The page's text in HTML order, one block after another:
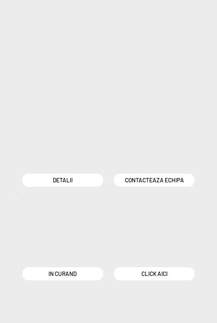
DETALII CONTACTEAZA ECHIPA
IN CURAND CLICK AICI